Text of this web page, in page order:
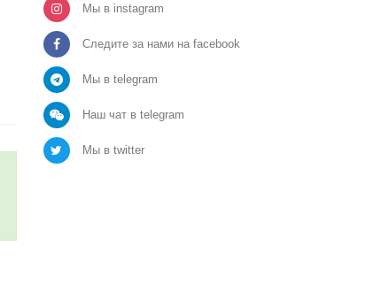
Мы в instagram
Следите за нами на facebook
Мы в telegram
Наш чат в telegram
Мы в twitter